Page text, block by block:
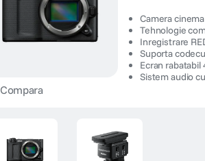
Compara
Camera
Tehnologie
Inregistrare
Suporta
Ecran rabatabil
Sistem audio